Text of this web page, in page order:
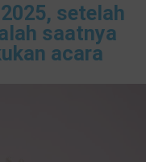
setelah
saatnya
acara